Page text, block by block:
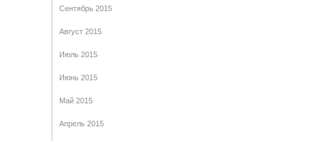
Сентябрь 2015
Август 2015
Июль 2015
Июнь 2015
Май 2015
Апрель 2015